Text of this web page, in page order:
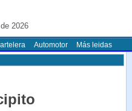
2026
Automotor Más leidas